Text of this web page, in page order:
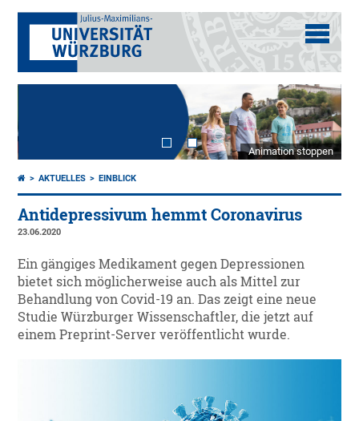
Animation stoppen
AKTUELLES EINBLICK
Antidepressivum hemmt Coronavirus
23.06.2020
Ein gängiges Medikament gegen Depressionen
bietet sich möglicherweise auch als Mittel zur
Behandlung von Covid-19 an. Das zeigt eine neue
Studie Würzburger Wissenschaftler, die jetzt auf
einem Preprint-Server veröffentlicht wurde.